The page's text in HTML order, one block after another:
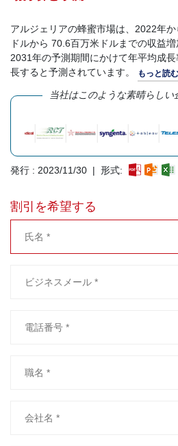
アルジェリアの蜂蜜市場は、2022年
ドルから 70.6百万米ドルまでの収益
2031年の予測期間にかけて年平均成
長すると予測されています。
もっと読む
当社はこのような素晴らし
発行 : 2023/11/30 | 形式:
割引を希望する